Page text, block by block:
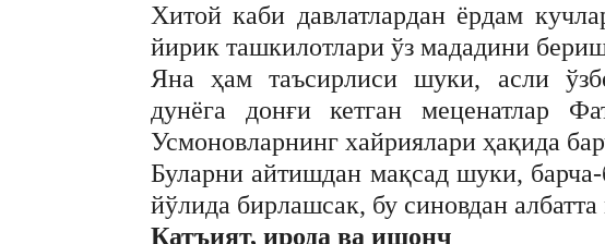
Хитой каби давлатлардан ёрдам
йирик ташкилотлари ўз мададини
Яна ҳам таъсирлиси шуки, асли
дунёга донғи кетган меценатлар
Усмоновларнинг хайриялари ҳақида
Буларни айтишдан мақсад шуки,
йўлида бирлашсак, бу синовдан
Қатъият, ирода ва ишонч